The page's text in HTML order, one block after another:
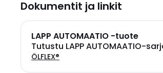
Dokumentit ja linkit
LAPP AUTOMAATIO -tuote
Tutustu LAPP AUTOMAATIO-
ÖLFLEX®